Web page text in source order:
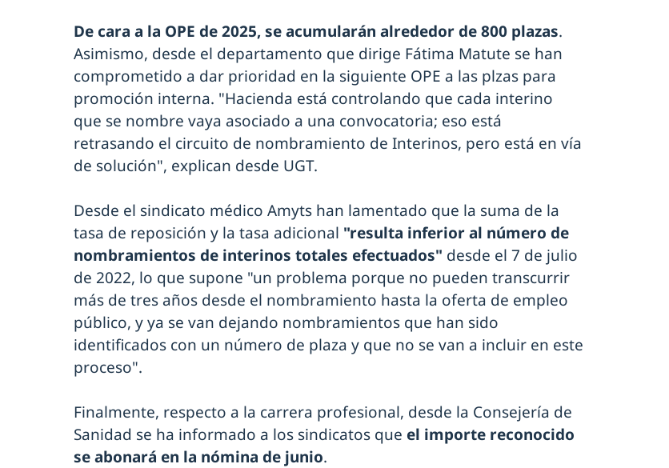
De cara a la OPE de 2025, se acumularán alrededor de 800 plazas.
Asimismo, desde el departamento que dirige Fátima Matute se han
comprometido a dar prioridad en la siguiente OPE a las plzas para
promoción interna. "Hacienda está controlando que cada interino
que se nombre vaya asociado a una convocatoria; eso está
retrasando el circuito de nombramiento de Interinos, pero está en vía
de solución", explican desde UGT.
Desde el sindicato médico Amyts han lamentado que la suma de la
tasa de reposición y la tasa adicional "resulta inferior al número de
nombramientos de interinos totales efectuados" desde el 7 de julio
de 2022, lo que supone "un problema porque no pueden transcurrir
más de tres años desde el nombramiento hasta la oferta de empleo
público, y ya se van dejando nombramientos que han sido
identificados con un número de plaza y que no se van a incluir en este
proceso".
Finalmente, respecto a la carrera profesional, desde la Consejería de
Sanidad se ha informado a los sindicatos que el importe reconocido
se abonará en la nómina de junio.